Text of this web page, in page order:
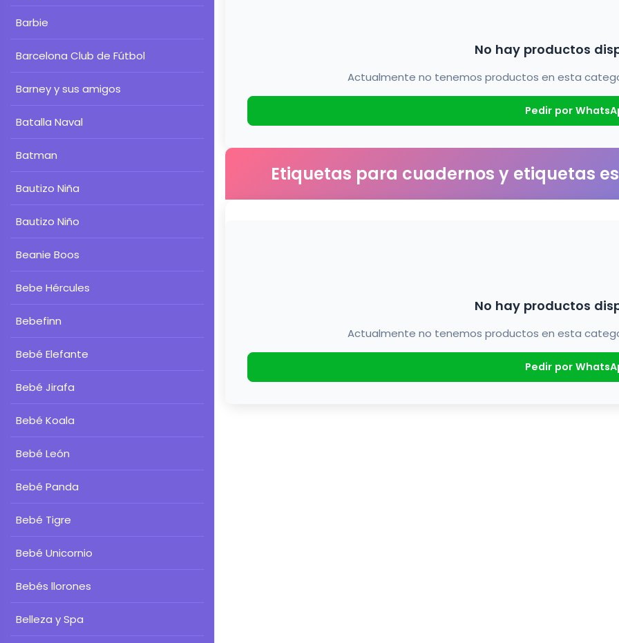
Barbie
Barcelona Club de Fútbol
Barney y sus amigos
Batalla Naval
Batman
Bautizo Niña
Bautizo Niño
Beanie Boos
Bebe Hércules
Bebefinn
Bebé Elefante
Bebé Jirafa
Bebé Koala
Bebé León
Bebé Panda
Bebé Tigre
Bebé Unicornio
Bebés llorones
Belleza y Spa
No hay productos
Actualmente no tenemos productos en esta
Pedir por
Etiquetas para cuadernos y etiquetas
No hay productos
Actualmente no tenemos productos en esta
Pedir por